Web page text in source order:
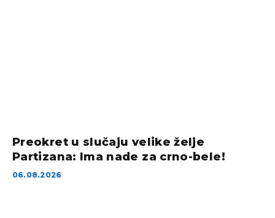
Preokret u slučaju velike želje
Partizana: Ima nade za crno-bele!
06.08.2026